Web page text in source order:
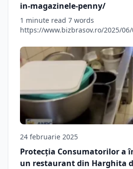
in-magazinele-penny/
1 minute read 7 words
https://www.bizbrasov.ro/2025/
24 februarie 2025
Protecția Consumatorilor a
un restaurant din Harghita